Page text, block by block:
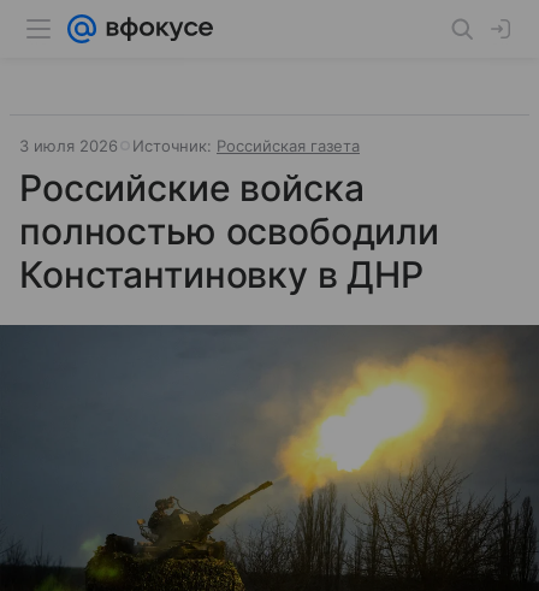
3 июля 2026 Источник: Российская газета
Российские войска
полностью освободили
Константиновку в ДНР